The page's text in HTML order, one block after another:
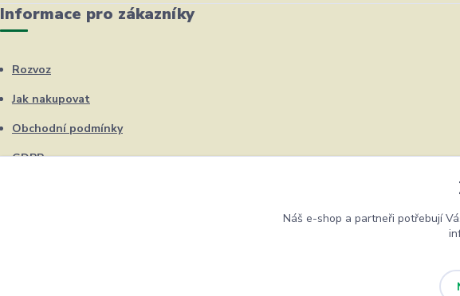
Informace pro zákazníky
Rozvoz
Jak nakupovat
Obchodní podmínky
GDPR
Náš e-shop a partneři potřebují